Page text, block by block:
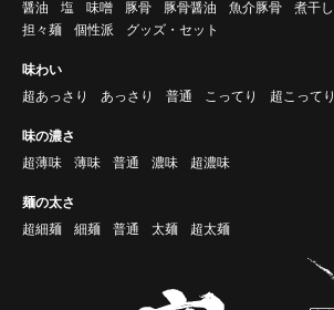
醤油
塩 味噌 豚骨 豚骨醤油 魚介豚骨 煮干し
担々麺
個性派 グッズ・セット
味わい
超あっさり
あっさり 普通 こってり 超こってり
味の濃さ
超薄味
薄味 普通 濃味 超濃味
麺の太さ
超細麺
細麺 普通 太麺 超太麺